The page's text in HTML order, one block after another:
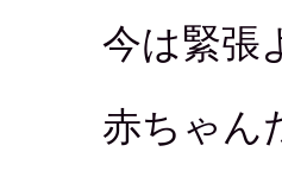
今は緊張
赤ちゃん